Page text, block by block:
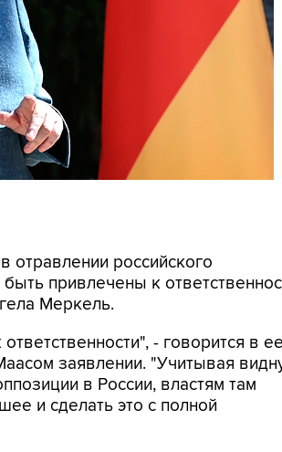
отравлении российского
привлечены к
Меркель.
- говорится в ее
заявлении. "Учитывая
в России, властям там
и сделать это с полной